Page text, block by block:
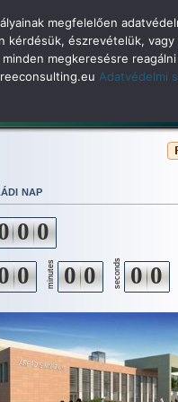
nap
0 0
0 minutes 0 0 seconds 0 0
megfelelően
kérdésük, észrevételük,
megkeresésre
Adatvédelmi